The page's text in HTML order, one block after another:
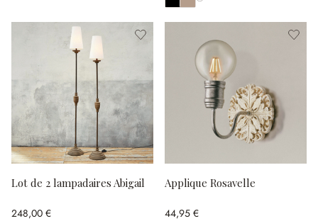
Afficher toutes les couleurs
Lot de 2 lampadaires Abigail
248,00 €
Applique Rosavelle
44,95 €